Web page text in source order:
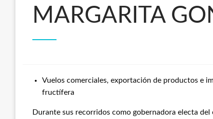
MARGARITA
Vuelos comerciales, exportación de productos e
fructífera
Durante sus recorridos como gobernadora electa